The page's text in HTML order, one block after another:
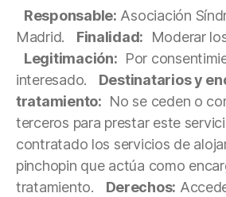
Responsable: Asociación
Madrid.
Finalidad: Moderar
Legitimación: Por
interesado.
Destinatarios y
tratamiento: No se ceden o
terceros para prestar este
contratado los servicios de
pinchopin que actúa como
tratamiento.
Derechos: